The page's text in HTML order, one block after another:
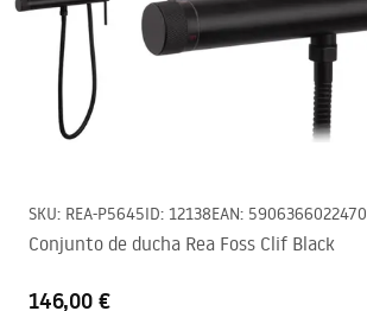
SKU: REA-P5645ID: 12138EAN: 5906366022470
Conjunto de ducha Rea Foss Clif Black
146,00 €